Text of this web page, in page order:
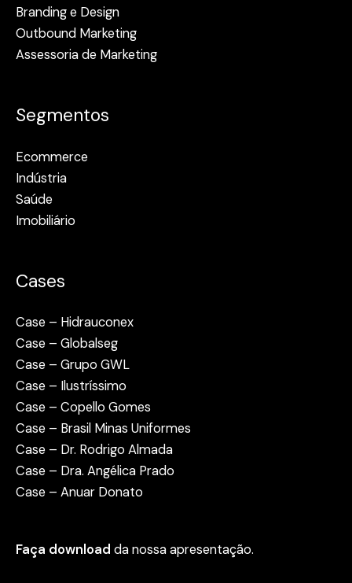
Branding e Design
Outbound Marketing
Assessoria de Marketing
Segmentos
Ecommerce
Indústria
Saúde
Imobiliário
Cases
Case – Hidrauconex
Case – Globalseg
Case – Grupo GWL
Case – Ilustríssimo
Case – Copello Gomes
Case – Brasil Minas Uniformes
Case – Dr. Rodrigo Almada
Case – Dra. Angélica Prado
Case – Anuar Donato
Faça download da nossa apresentação.